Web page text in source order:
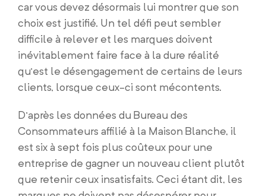
car vous devez désormais lui montrer que son
choix est justifié. Un tel défi peut sembler
difficile à relever et les marques doivent
inévitablement faire face à la dure réalité
qu’est le désengagement de certains de leurs
clients, lorsque ceux-ci sont mécontents.
D’après les données du Bureau des
Consommateurs affilié à la Maison Blanche, il
est six à sept fois plus coûteux pour une
entreprise de gagner un nouveau client plutôt
que retenir ceux insatisfaits. Ceci étant dit, les